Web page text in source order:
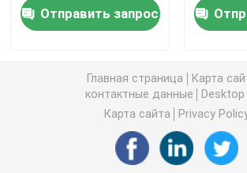
промышленный ПК планшета
мини материнская плата itx
3,5- и 4-дюймовая материнская
компьютерной
материнской платы
Отправить запрос
J1900 6
Главная страница
Карта
контактные данные
Desktop
Карта сайта
Privacy